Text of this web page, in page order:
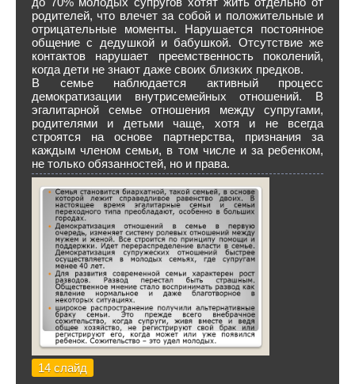
родителей, что влечет за собой и положительные и
отрицательные моменты. Нарушается постоянное
общение с дедушкой и бабушкой. Отсутствие же
контактов нарушает преемственность поколений,
когда дети не знают даже своих близких предков.
В семье наблюдается активный процесс
демократизации внутрисемейных отношений. В
эгалитарной семье отношения между супругами,
родителями и детьми чаще, хотя и не всегда
строятся на основе партнерства, признания за
каждым членом семьи, в том числе и за ребенком,
не только обязанностей, но и права.
14 слайд